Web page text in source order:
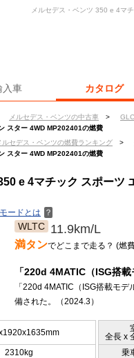
入車 カタログ
メルセデス・ベンツの中古車 >
スター 4WD MP202401の燃費
ルセデス・ベンツの燃費ランキング >
スター 4WD MP202401の燃費
メルセデス・ベンツ 350 e 4マ
e 4マチック スポーツ
ードとは ？
WLTC 11.9km/L
満タンでどこまで走る？ (燃
「220d 4MATIC（ISG搭
「220d 4MATIC（ISG搭載モ
備された。（2024.3）
全長 x
2310kg 乗